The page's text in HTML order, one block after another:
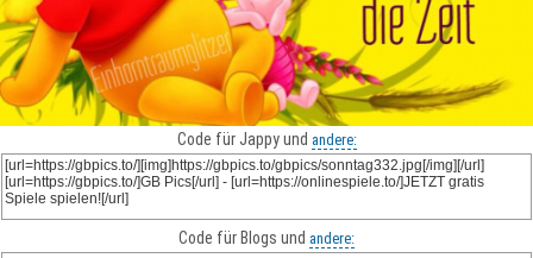
Code für Jappy und andere:
Code für Blogs und andere: